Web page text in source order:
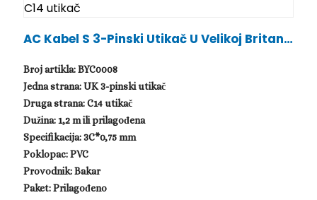
AC Kabel S 3-Pinski Utikač U Velikoj Britanij
Broj artikla: BYC0008
Jedna strana: UK 3-pinski utikač
Druga strana: C14 utikač
Dužina: 1,2 m ili prilagođena
Specifikacija: 3C*0,75 mm
Poklopac: PVC
Provodnik: Bakar
Paket: Prilagođeno